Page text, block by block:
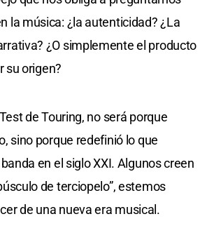
la música: ¿la autenticidad? ¿La
¿O simplemente el producto
su origen?
de Touring, no será porque
sino porque redefinió lo que
en el siglo XXI. Algunos creen
de terciopelo”, estemos
de una nueva era musical.